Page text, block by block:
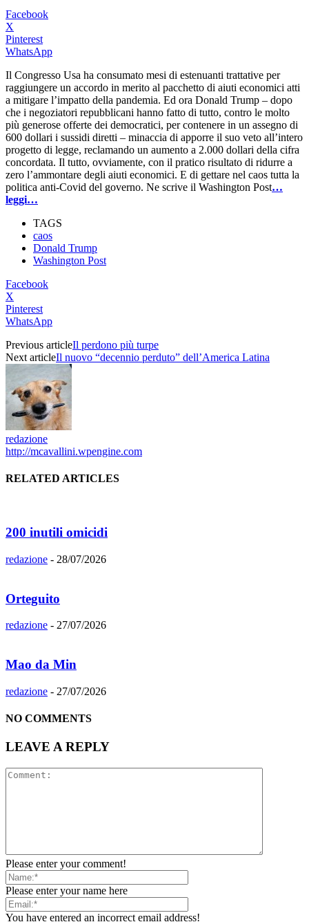
Facebook
X
Pinterest
WhatsApp
Il Congresso Usa ha consumato mesi di estenuanti trattative per
raggiungere un accordo in merito al pacchetto di aiuti economici atti
a mitigare l’impatto della pandemia. Ed ora Donald Trump – dopo
che i negoziatori repubblicani hanno fatto di tutto, contro le molto
più generose offerte dei democratici, per contenere in un assegno di
600 dollari i sussidi diretti – minaccia di apporre il suo veto all’intero
progetto di legge, reclamando un aumento a 2.000 dollari della cifra
concordata. Il tutto, ovviamente, con il pratico risultato di ridurre a
zero l’ammontare degli aiuti economici. E di gettare nel caos tutta la
politica anti-Covid del governo. Ne scrive il Washington Post…
leggi…
TAGS
caos
Donald Trump
Washington Post
Facebook
X
Pinterest
WhatsApp
Previous articleIl perdono più turpe
Next articleIl nuovo “decennio perduto” dell’America Latina
redazione
http://mcavallini.wpengine.com
RELATED ARTICLES
200 inutili omicidi
redazione - 28/07/2026
Orteguito
redazione - 27/07/2026
Mao da Min
redazione - 27/07/2026
NO COMMENTS
LEAVE A REPLY
Please enter your comment!
Please enter your name here
You have entered an incorrect email address!